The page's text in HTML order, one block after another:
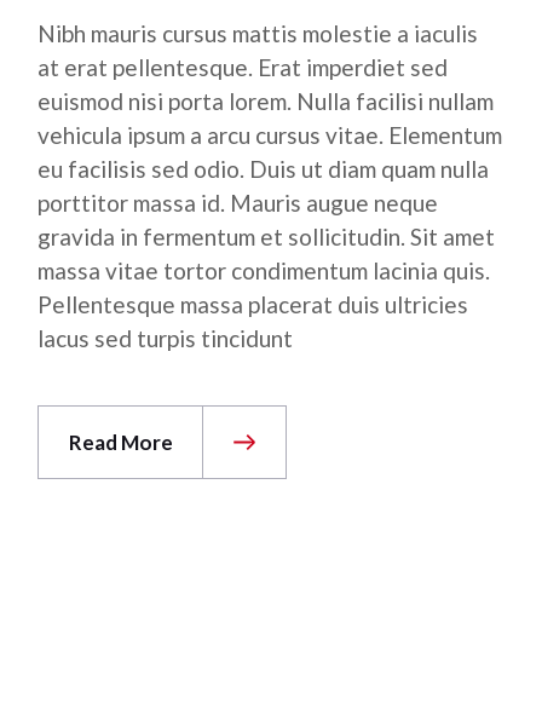
Nibh mauris cursus mattis molestie a iaculis
at erat pellentesque. Erat imperdiet sed
euismod nisi porta lorem. Nulla facilisi nullam
vehicula ipsum a arcu cursus vitae. Elementum
eu facilisis sed odio. Duis ut diam quam nulla
porttitor massa id. Mauris augue neque
gravida in fermentum et sollicitudin. Sit amet
massa vitae tortor condimentum lacinia quis.
Pellentesque massa placerat duis ultricies
lacus sed turpis tincidunt
Read More